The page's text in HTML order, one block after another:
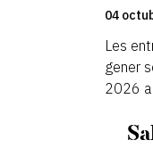
04
Les
gener
2026